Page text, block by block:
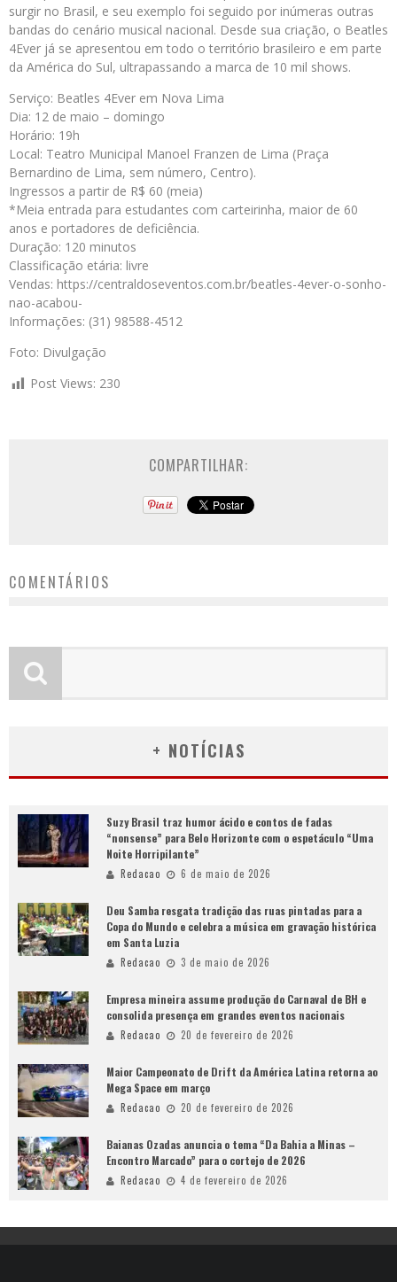
surgir no Brasil, e seu exemplo foi seguido por inúmeras outras
bandas do cenário musical nacional. Desde sua criação, o Beatles
4Ever já se apresentou em todo o território brasileiro e em parte
da América do Sul, ultrapassando a marca de 10 mil shows.
Serviço: Beatles 4Ever em Nova Lima
Dia: 12 de maio – domingo
Horário: 19h
Local: Teatro Municipal Manoel Franzen de Lima (Praça
Bernardino de Lima, sem número, Centro).
Ingressos a partir de R$ 60 (meia)
*Meia entrada para estudantes com carteirinha, maior de 60
anos e portadores de deficiência.
Duração: 120 minutos
Classificação etária: livre
Vendas: https://centraldoseventos.com.br/beatles-4ever-o-sonho-
nao-acabou-
Informações: (31) 98588-4512
Foto: Divulgação
Post Views: 230
COMPARTILHAR:
COMENTÁRIOS
+ NOTÍCIAS
Suzy Brasil traz humor ácido e contos de fadas
“nonsense” para Belo Horizonte com o espetáculo “Uma
Noite Horripilante”
Redacao 6 de maio de 2026
Deu Samba resgata tradição das ruas pintadas para a
Copa do Mundo e celebra a música em gravação histórica
em Santa Luzia
Redacao 3 de maio de 2026
Empresa mineira assume produção do Carnaval de BH e
consolida presença em grandes eventos nacionais
Redacao 20 de fevereiro de 2026
Maior Campeonato de Drift da América Latina retorna ao
Mega Space em março
Redacao 20 de fevereiro de 2026
Baianas Ozadas anuncia o tema “Da Bahia a Minas –
Encontro Marcado” para o cortejo de 2026
Redacao 4 de fevereiro de 2026